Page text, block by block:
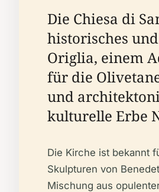
Die Chiesa di
historisches
Origlia, einem
für die
und
kulturelle Erbe
Die Kirche ist bekannt
Skulpturen von
Mischung aus